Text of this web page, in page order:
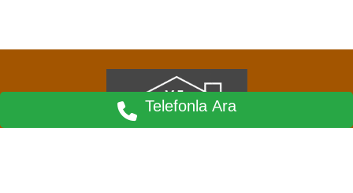
Telefonla Ara